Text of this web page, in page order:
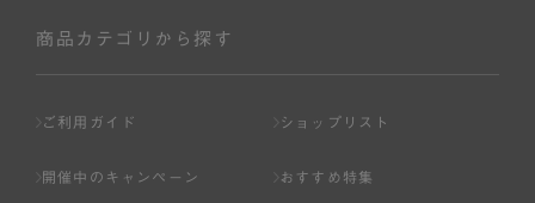
商品カテゴリから探す
ご利用ガイド ショップリスト
開催中のキャンペーン おすすめ特集